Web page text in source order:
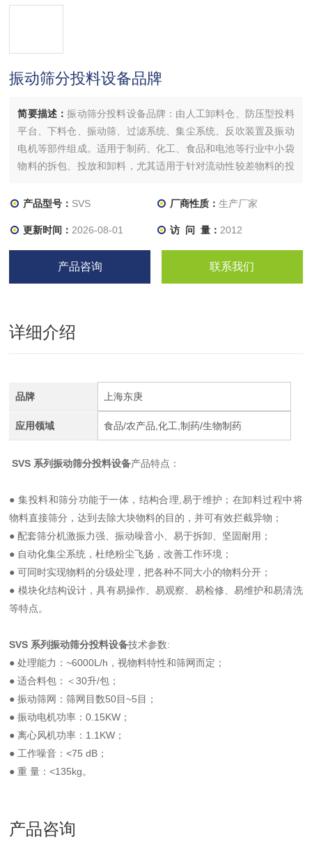
振动筛分投料设备品牌
简要描述：振动筛分投料设备品牌：由人工卸料仓、防压型投料
平台、下料仓、振动筛、过滤系统、集尘系统、反吹装置及振动
电机等部件组成。适用于制药、化工、食品和电池等行业中小袋
物料的拆包、投放和卸料，尤其适用于针对流动性较差物料的投
将投料所产生的粉尘与操作人员进行有效隔离，可以避免物料粉
产品型号： SVS 厂商性质： 生产厂家
更新时间： 2026-08-01 访 问 量： 2012
产品咨询 联系我们
详细介绍
品牌 上海东庚
应用领域 食品/农产品,化工,制药/生物制药
SVS 系列振动筛分投料设备产品特点：
● 集投料和筛分功能于一体，结构合理,易于维护；在卸料过程中将
物料直接筛分，达到去除大块物料的目的，并可有效拦截异物；
● 配套筛分机激振力强、振动噪音小、易于拆卸、坚固耐用；
● 自动化集尘系统，杜绝粉尘飞扬，改善工作环境；
● 可同时实现物料的分级处理，把各种不同大小的物料分开；
● 模块化结构设计，具有易操作、易观察、易检修、易维护和易清洗
等特点。
SVS 系列振动筛分投料设备技术参数:
● 处理能力：~6000L/h，视物料特性和筛网而定；
● 适合料包：＜30升/包；
● 振动筛网：筛网目数50目~5目；
● 振动电机功率：0.15KW；
● 离心风机功率：1.1KW；
● 工作噪音：<75 dB；
● 重 量：<135kg。
产品咨询